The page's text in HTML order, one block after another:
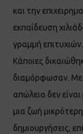
και την
εκπαίδευση
γραμμή
Κάποιες
διαμόρφωσαν. Με
απώλεια δεν
μια ζωή
δημιουργήσεις,